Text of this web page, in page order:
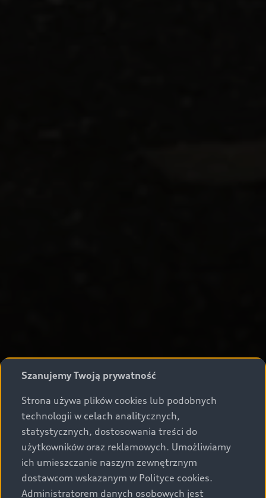
Szanujemy Twoją prywatność
Strona używa plików cookies lub podobnych
technologii w celach analitycznych,
statystycznych, dostosowania treści do
użytkowników oraz reklamowych. Umożliwiamy
ich umieszczanie naszym zewnętrznym
dostawcom wskazanym w Polityce cookies.
Administratorem danych osobowych jest